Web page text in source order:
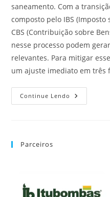
saneamento. Com a
composto pelo IBS (Imposto
CBS (Contribuição sobre
nesse processo podem
relevantes. Para mitigar
um ajuste imediato em três
Continue Lendo
Parceiros